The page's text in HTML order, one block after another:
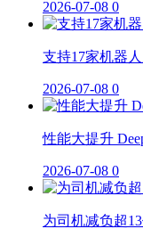
2026-07-08 0
支持17家机器
2026-07-08 0
性能大提升
2026-07-08 0
为司机减负超